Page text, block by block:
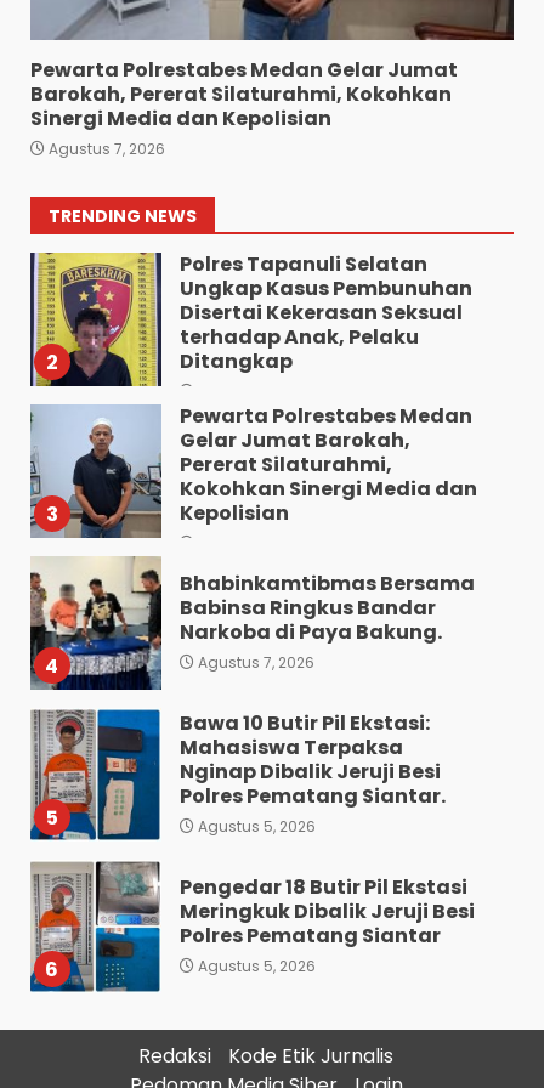
Pewarta Polrestabes Medan Gelar Jumat
Barokah, Pererat Silaturahmi, Kokohkan
Sinergi Media dan Kepolisian
Agustus 7, 2026
TRENDING NEWS
7
Polsek Siantar Utara.
1
Polresta Deliserdang
Musnahkan 1,2 Kilo Gram
Narkoba”.
Agustus 7, 2026
2
Polres Tapanuli Selatan
Ungkap Kasus Pembunuhan
Disertai Kekerasan Seksual
terhadap Anak, Pelaku
Ditangkap
3
Pewarta Polrestabes Medan
Gelar Jumat Barokah,
Pererat Silaturahmi,
Kokohkan Sinergi Media dan
Kepolisian
4
Bhabinkamtibmas Bersama
Babinsa Ringkus Bandar
Narkoba di Paya Bakung.
Agustus 7, 2026
5
Bawa 10 Butir Pil Ekstasi:
Mahasiswa Terpaksa
Nginap Dibalik Jeruji Besi
Polres Pematang Siantar.
Agustus 5, 2026
6
Pengedar 18 Butir Pil Ekstasi
Meringkuk Dibalik Jeruji Besi
Polres Pematang Siantar
Agustus 5, 2026
Diduga Mencuri HP: Tiga
Anak Diduga Diringkus
Redaksi
Kode Etik Jurnalis